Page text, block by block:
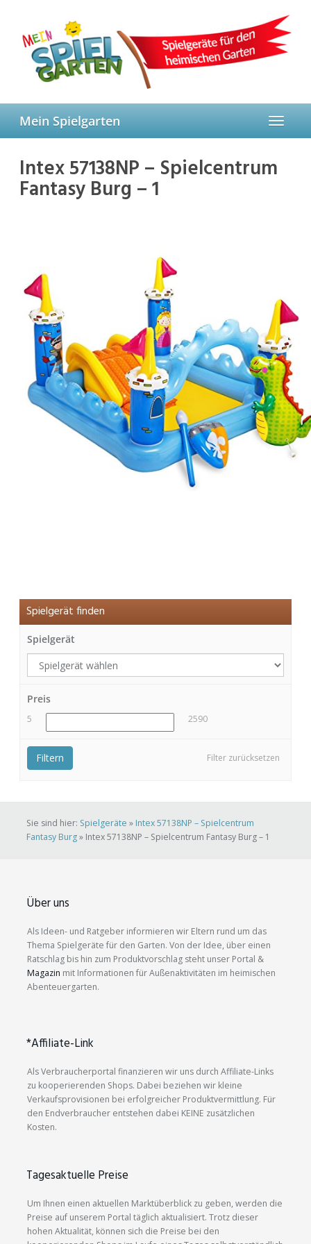
content
Toggle
Mein Spielgarten
Intex 57138NP – Spielcentrum
Fantasy Burg – 1
Spielgerät finden
Spielgerät
Preis
5 2590
Filter zurücksetzen
Filtern
Sie sind hier: Spielgeräte » Intex 57138NP – Spielcentrum
Fantasy Burg» Intex 57138NP – Spielcentrum Fantasy Burg – 1
Über uns
Als Ideen- und Ratgeber informieren wir Eltern rund um das
Thema Spielgeräte für den Garten. Von der Idee, über einen
Ratschlag bis hin zum Produktvorschlag steht unser Portal &
Magazin mit Informationen für Außenaktivitäten im heimischen
Abenteuergarten.
*Affiliate-Link
Als Verbraucherportal finanzieren wir uns durch Affiliate-Links
zu kooperierenden Shops. Dabei beziehen wir kleine
Verkaufsprovisionen bei erfolgreicher Produktvermittlung. Für
den Endverbraucher entstehen dabei KEINE zusätzlichen
Kosten.
Tagesaktuelle Preise
Um Ihnen einen aktuellen Marktüberblick zu geben, werden die
Preise auf unserem Portal täglich aktualisiert. Trotz dieser
hohen Aktualität, können sich die Preise bei den